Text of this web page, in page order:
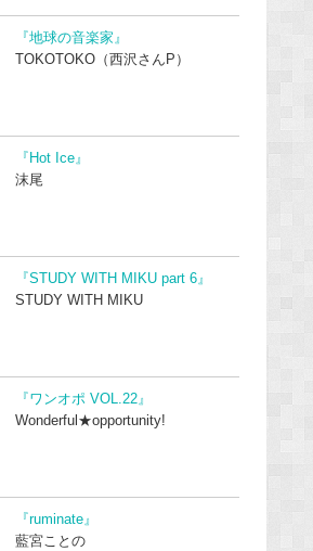
『地球の音楽家』
TOKOTOKO（西沢さんP）
『Hot Ice』
沫尾
『STUDY WITH MIKU part 6』
STUDY WITH MIKU
『ワンオポ VOL.22』
Wonderful★opportunity!
『ruminate』
藍宮ことの